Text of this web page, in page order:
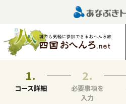
コース詳細
必要事項を
入力